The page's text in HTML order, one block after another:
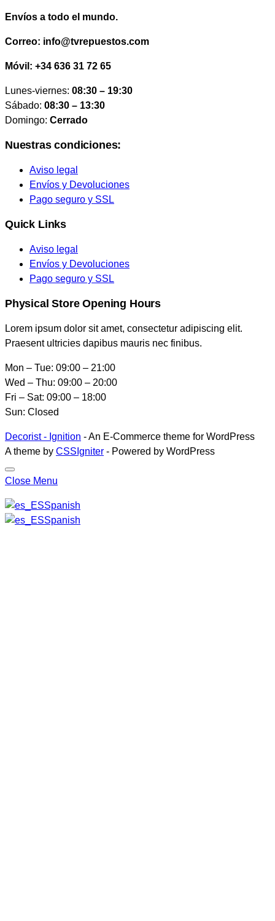
Envíos a todo el mundo.
Correo: info@tvrepuestos.com
Móvil: +34 636 31 72 65
Lunes-viernes: 08:30 – 19:30
Sábado: 08:30 – 13:30
Domingo: Cerrado
Nuestras condiciones:
Aviso legal
Envíos y Devoluciones
Pago seguro y SSL
Quick Links
Aviso legal
Envíos y Devoluciones
Pago seguro y SSL
Physical Store Opening Hours
Lorem ipsum dolor sit amet, consectetur adipiscing elit.
Praesent ultricies dapibus mauris nec finibus.
Mon – Tue: 09:00 – 21:00
Wed – Thu: 09:00 – 20:00
Fri – Sat: 09:00 – 18:00
Sun: Closed
Decorist - Ignition - An E-Commerce theme for WordPress
A theme by CSSIgniter - Powered by WordPress
Close Menu
Spanish
Spanish